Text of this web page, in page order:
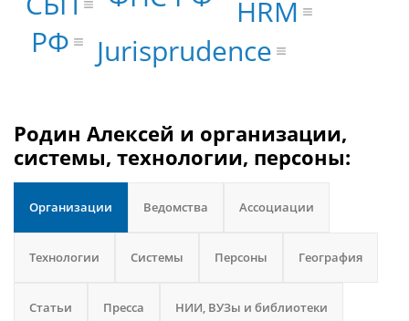
HRM
РФ
Jurisprudence
Родин Алексей и организации,
системы, технологии, персоны:
Организации Ведомства Ассоциации
Технологии Системы Персоны География
Статьи Пресса НИИ, ВУЗы и библиотеки